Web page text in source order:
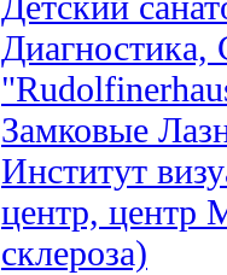
Замковые
Институт
центр, центр
склероза)